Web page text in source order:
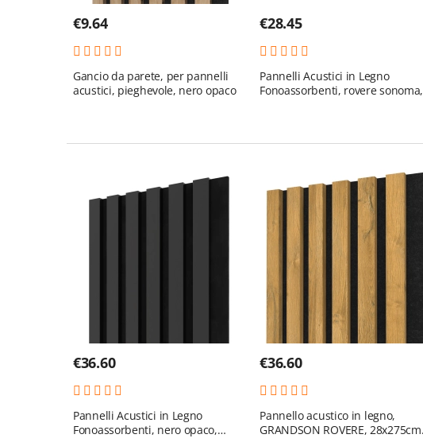
€9.64
Gancio da parete, per pannelli
acustici, pieghevole, nero opaco
€28.45
Pannelli Acustici in Legno
Fonoassorbenti, rovere sonoma,
€36.60
Pannelli Acustici in Legno
Fonoassorbenti, nero opaco,
€36.60
Pannello acustico in legno,
GRANDSON ROVERE, 28x275cm